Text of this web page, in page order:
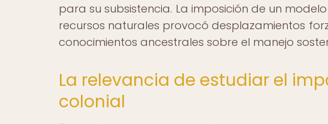
para su subsistencia. La imposición de un
recursos naturales provocó desplazamientos
conocimientos ancestrales sobre el manejo
La relevancia de estudiar el
colonial